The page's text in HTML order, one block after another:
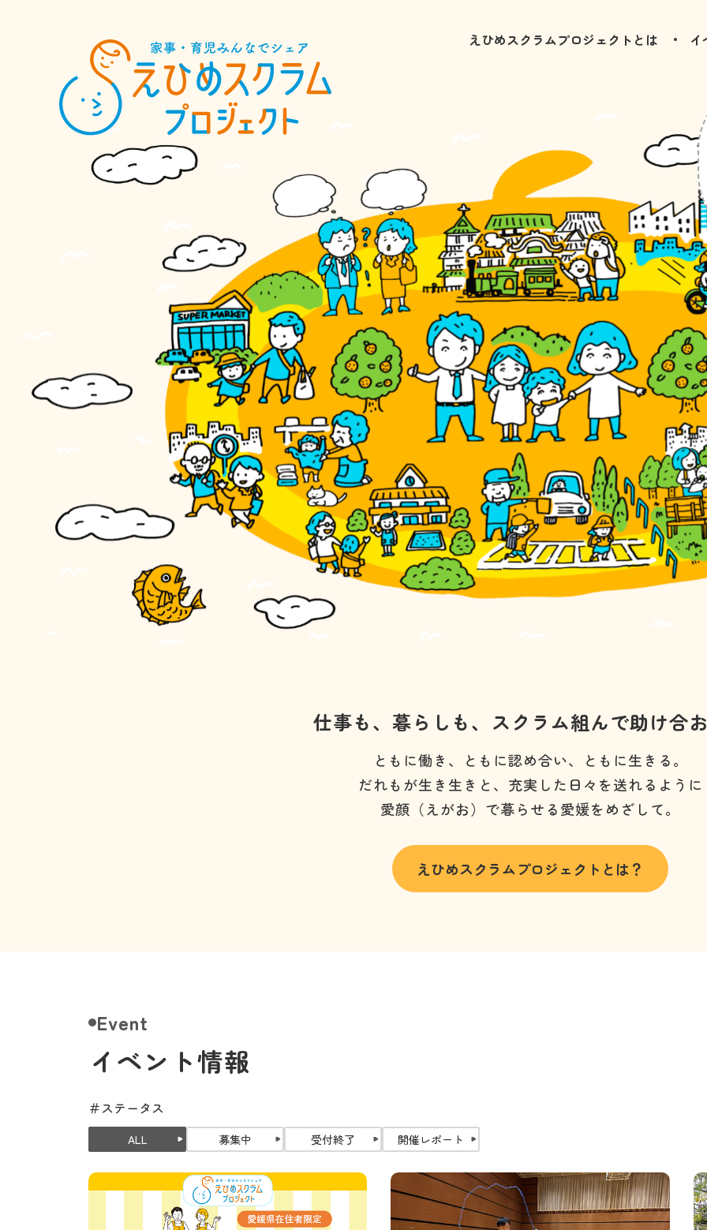
えひめスクラムプロジェクトとは イ
仕事も、暮らしも、 スクラム組んで助け合
ともに働き、ともに認め合い、ともに生きる。
だれもが生き生きと、充実した日々を送れるように
愛顔（えがお）で暮らせる愛媛をめざして。
えひめスクラムプロジェクトとは？
Event
イベント情報
＃ステータス
ALL 募集中 受付終了 開催レポート